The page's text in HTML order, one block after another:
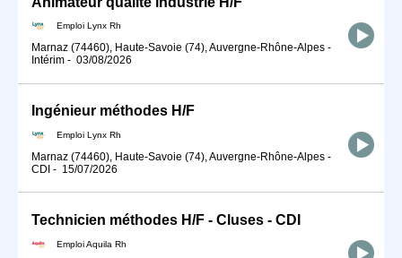
Emploi Lynx Rh
Marnaz (74460), Haute-Savoie (74), Auvergne-Rhône-Alpes -
Intérim - 03/08/2026
Ingénieur méthodes H/F
Emploi Lynx Rh
Marnaz (74460), Haute-Savoie (74), Auvergne-Rhône-Alpes -
CDI - 15/07/2026
Technicien méthodes H/F - Cluses - CDI
Emploi Aquila Rh